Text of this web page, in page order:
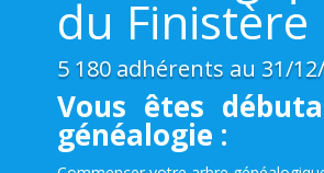
du Finistère
5 180 adhérents au 31/
Vous êtes
généalogie :